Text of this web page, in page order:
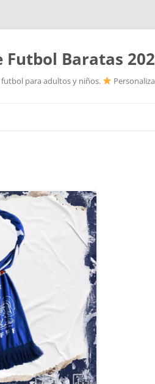
Futbol Baratas
futbol para adultos y niños.